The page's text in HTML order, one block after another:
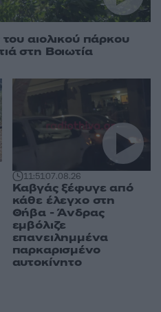
αιολικού πάρκου
στη Βοιωτία
11:5107.08.26
Καβγάς ξέφυγε από
κάθε έλεγχο στη
Θήβα - Άνδρας
εμβόλιζε
επανειλημμένα
παρκαρισμένο
αυτοκίνητο